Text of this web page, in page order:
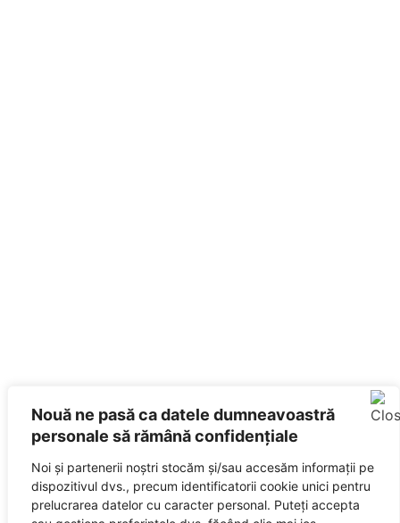
Nouă ne pasă ca datele dumneavoastră
personale să rămână confidențiale
Noi și partenerii noștri stocăm și/sau accesăm informații pe
dispozitivul dvs., precum identificatorii cookie unici pentru
prelucrarea datelor cu caracter personal. Puteți accepta